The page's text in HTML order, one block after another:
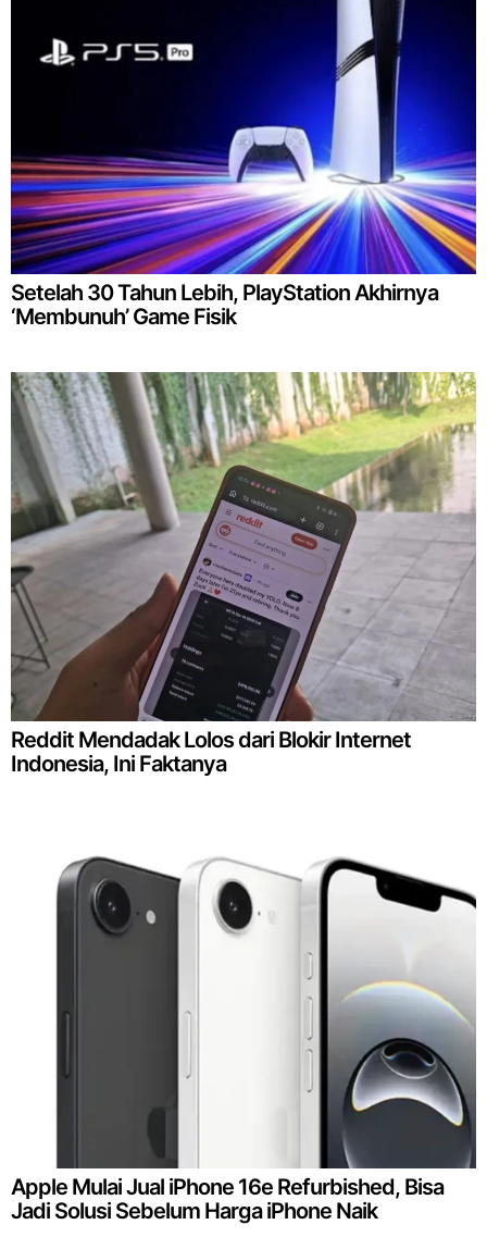
Setelah 30 Tahun Lebih, PlayStation Akhirnya
‘Membunuh’ Game Fisik
Reddit Mendadak Lolos dari Blokir Internet
Indonesia, Ini Faktanya
Apple Mulai Jual iPhone 16e Refurbished, Bisa
Jadi Solusi Sebelum Harga iPhone Naik